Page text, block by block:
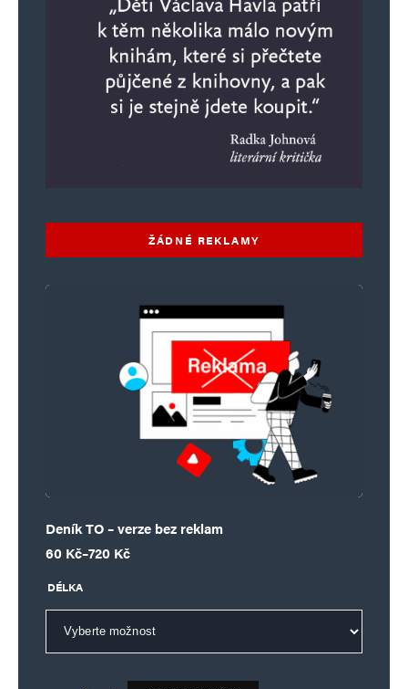
ŽÁDNÉ REKLAMY
Deník TO – verze bez reklam
60 Kč–720 Kč
Rozpětí cen: 60 Kč až 720 Kč
DÉLKA